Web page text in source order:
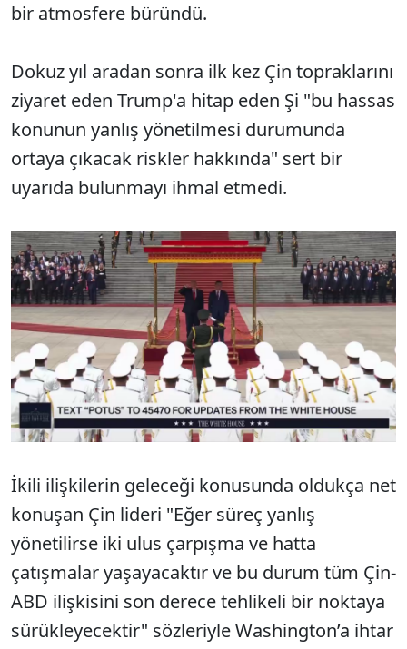
bir atmosfere büründü.
Dokuz yıl aradan sonra ilk kez Çin topraklarını
ziyaret eden Trump'a hitap eden Şi "bu hassas
konunun yanlış yönetilmesi durumunda
ortaya çıkacak riskler hakkında" sert bir
uyarıda bulunmayı ihmal etmedi.
İkili ilişkilerin geleceği konusunda oldukça net
konuşan Çin lideri "Eğer süreç yanlış
yönetilirse iki ulus çarpışma ve hatta
çatışmalar yaşayacaktır ve bu durum tüm Çin-
ABD ilişkisini son derece tehlikeli bir noktaya
sürükleyecektir" sözleriyle Washington’a ihtar